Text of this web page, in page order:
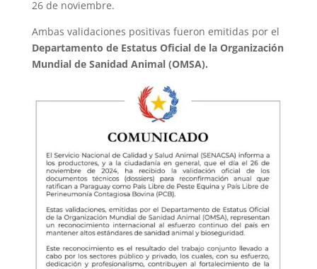
26 de noviembre.
Ambas validaciones positivas fueron emitidas por el
Departamento de Estatus Oficial de la Organización
Mundial de Sanidad Animal (OMSA).